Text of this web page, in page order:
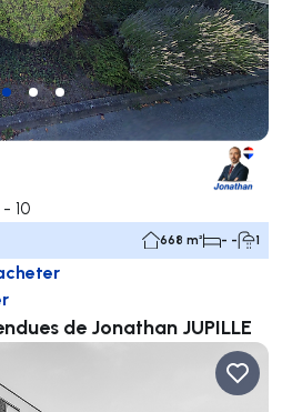
10
668 m² - - 1
de Jonathan JUPILLE